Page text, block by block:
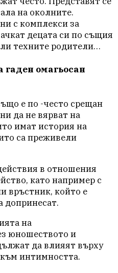
на околните.
с комплекси за
децата си по същия
техните родители…
гаден омагьосан
е по -често срещан
да не вярват на
имат история на
са преживели
в отношения
като например с
връстник, който е
допринесат.
на
юношеството и
да влияят върху
интимността.